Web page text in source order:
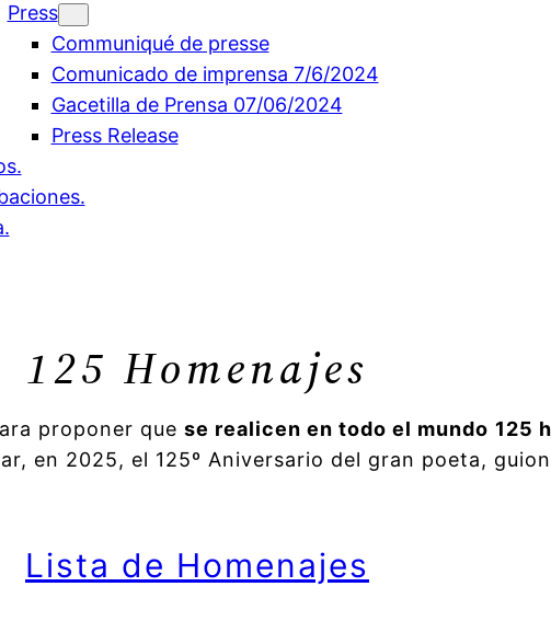
Press
Communiqué de presse
Comunicado de imprensa 7/6/2024
Gacetilla de Prensa 07/06/2024
Press Release
125 Homenajes
proponer que se realicen en todo el mundo 125
en 2025, el 125º Aniversario del gran poeta,
Lista de Homenajes